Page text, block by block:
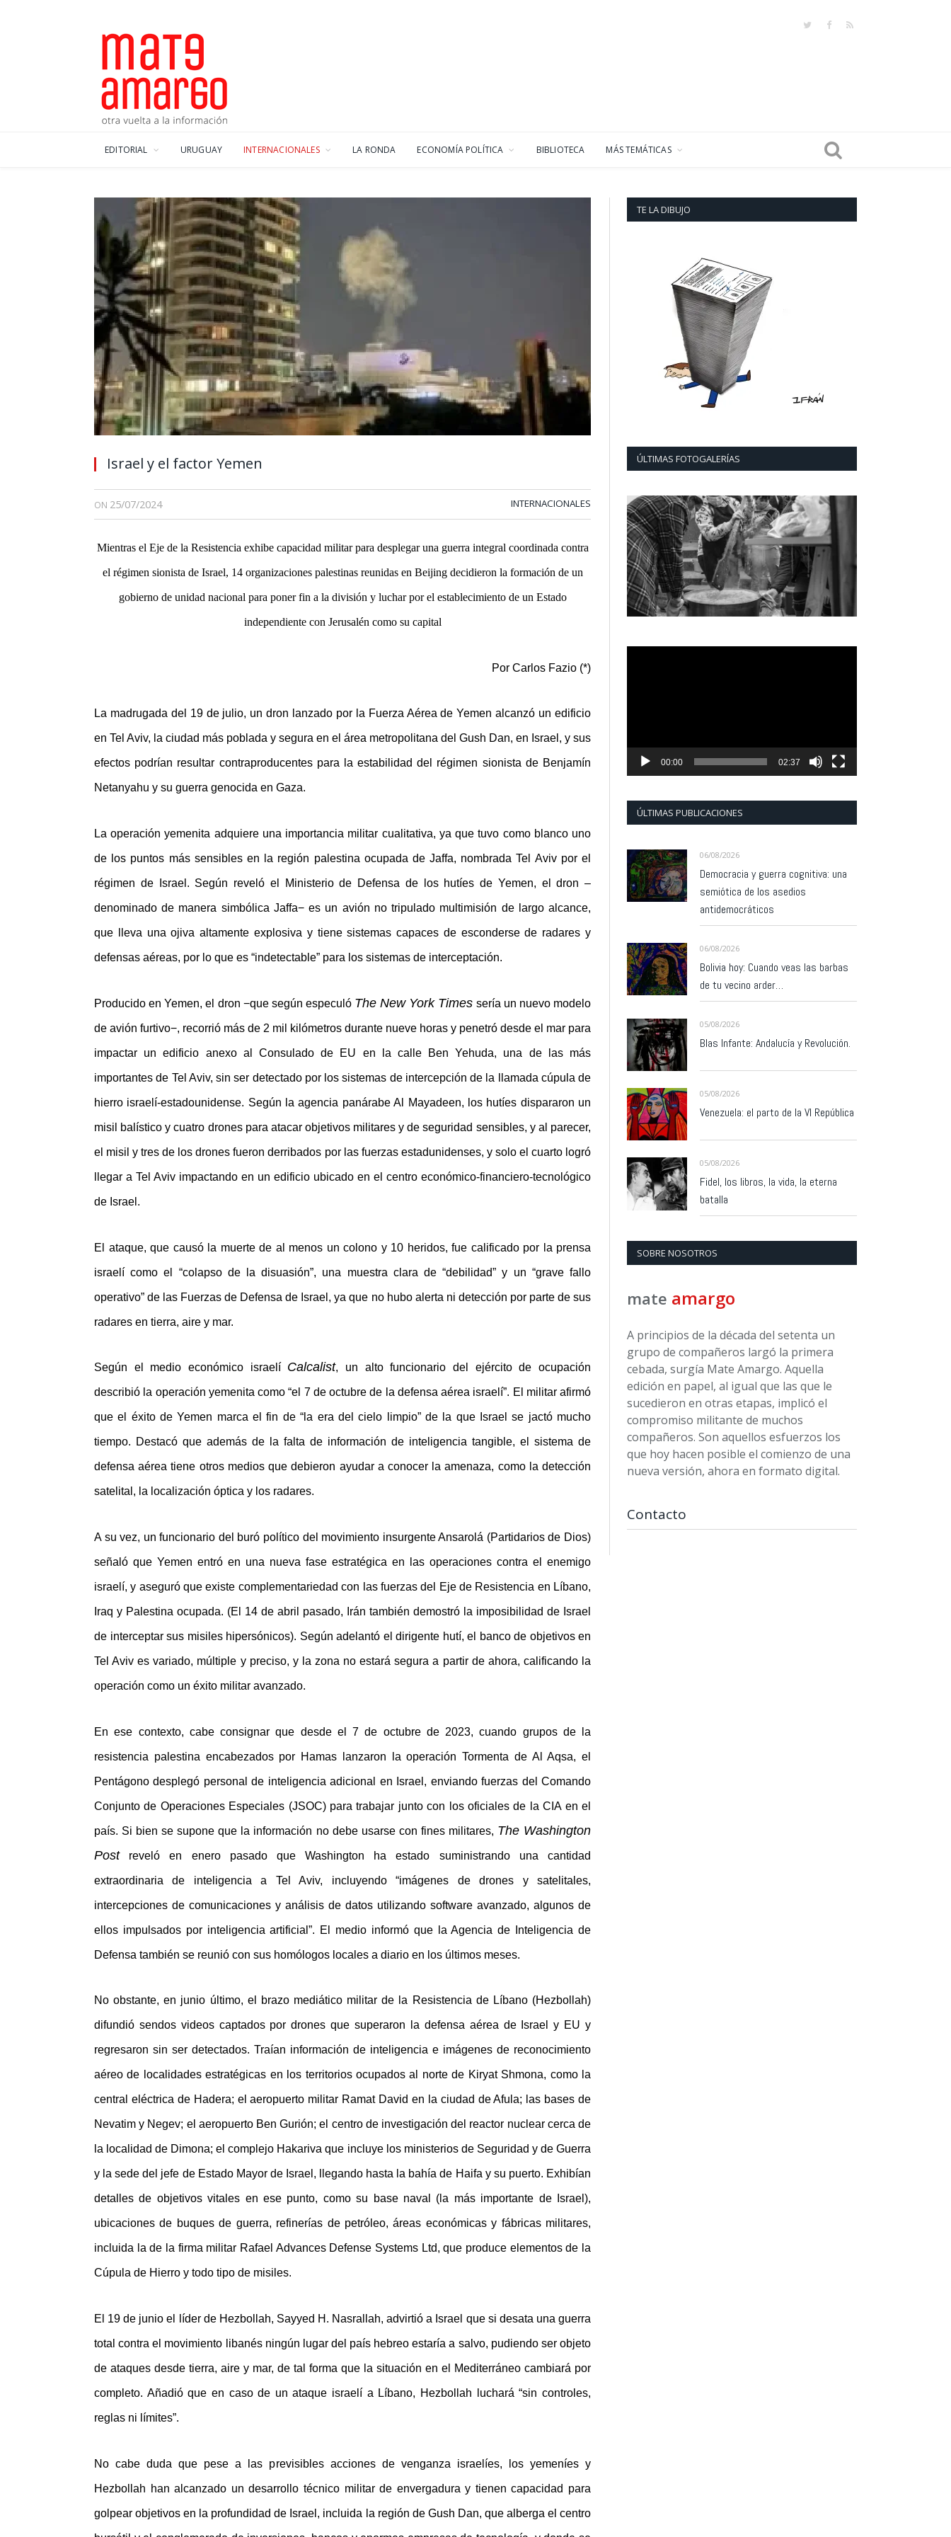
TwitterFacebook
RSS
EDITORIAL URUGUAY INTERNACIONALES LA RONDA ECONOMÍA POLÍTICA BIBLIOTECA MÁS TEMÁTICAS
Israel y el factor Yemen
ON 25/07/2024 INTERNACIONALES
Mientras el Eje de la Resistencia exhibe capacidad militar para desplegar una guerra integral coordinada contra
el régimen sionista de Israel, 14 organizaciones palestinas reunidas en Beijing decidieron la formación de un
gobierno de unidad nacional para poner fin a la división y luchar por el establecimiento de un Estado
independiente con Jerusalén como su capital
Por Carlos Fazio (*)
La madrugada del 19 de julio, un dron lanzado por la Fuerza Aérea de Yemen alcanzó un edificio
en Tel Aviv, la ciudad más poblada y segura en el área metropolitana del Gush Dan, en Israel, y sus
efectos podrían resultar contraproducentes para la estabilidad del régimen sionista de Benjamín
Netanyahu y su guerra genocida en Gaza.
La operación yemenita adquiere una importancia militar cualitativa, ya que tuvo como blanco uno
de los puntos más sensibles en la región palestina ocupada de Jaffa, nombrada Tel Aviv por el
régimen de Israel. Según reveló el Ministerio de Defensa de los hutíes de Yemen, el dron –
denominado de manera simbólica Jaffa− es un avión no tripulado multimisión de largo alcance,
que lleva una ojiva altamente explosiva y tienesistemas capaces de esconderse de radares y
defensas aéreas, por lo que es “indetectable” para los sistemas de interceptación.
Producido en Yemen, el dron −que según especuló The New York Times sería un nuevo modelo
de avión furtivo−, recorrió más de 2 mil kilómetros durante nueve horas y penetró desde el mar para
impactar un edificio anexo al Consulado de EU en la calle Ben Yehuda, una de las más
importantes de Tel Aviv, sin ser detectado por los sistemas de intercepción de la llamada cúpula de
hierro israelí-estadounidense. Según la agencia panárabe Al Mayadeen, los hutíes dispararon un
misil balístico y cuatro drones para atacar objetivos militares y de seguridad sensibles, y al parecer,
el misil y tres de los drones fueron derribados por las fuerzas estadunidenses, y solo el cuarto logró
llegar a Tel Aviv impactando en un edificio ubicado en el centro económico-financiero-tecnológico
de Israel.
El ataque, que causó la muerte de al menos un colono y 10 heridos, fue calificado por la prensa
israelí como el “colapso de la disuasión”, una muestra clara de “debilidad” y un “grave fallo
operativo” de las Fuerzas de Defensa de Israel, ya que no hubo alerta ni detección por parte de sus
radares en tierra, aire y mar.
Según el medio económico israelí Calcalist, un alto funcionario del ejército de ocupación
describió la operación yemenita como “el 7 de octubre de la defensa aérea israelí”. El militar afirmó
que el éxito de Yemen marca el fin de “la era del cielo limpio” de la que Israel se jactó mucho
tiempo. Destacó que además de la falta de información de inteligencia tangible, el sistema de
defensa aérea tiene otros medios que debieron ayudar a conocer la amenaza, como la detección
satelital, la localización óptica y los radares.
A su vez, un funcionario del buró político del movimiento insurgente Ansarolá (Partidarios de Dios)
señaló que Yemen entró en una nueva fase estratégica en las operaciones contra el enemigo
israelí, y aseguró que existe complementariedad con las fuerzas del Eje de Resistencia en Líbano,
Iraq y Palestina ocupada. (El 14 de abril pasado, Irán también demostró la imposibilidad de Israel
de interceptar sus misiles hipersónicos). Según adelantó el dirigente hutí, el banco de objetivos en
Tel Aviv es variado, múltiple y preciso, y la zona no estará segura a partir de ahora, calificando la
operación como un éxito militar avanzado.
En ese contexto, cabe consignar que desde el 7 de octubre de 2023, cuando grupos de la
resistencia palestina encabezados por Hamas lanzaron la operación Tormenta de Al Aqsa, el
Pentágono desplegó personal de inteligencia adicional en Israel, enviando fuerzas del Comando
Conjunto de Operaciones Especiales (JSOC) para trabajar junto con los oficiales de la CIA en el
país. Si bien se supone que la información no debe usarse con fines militares, The Washington
Postreveló en enero pasado que Washington ha estado suministrando una cantidad
extraordinaria de inteligencia a Tel Aviv, incluyendo “imágenes de drones y satelitales,
intercepciones de comunicaciones y análisis de datos utilizando software avanzado, algunos de
ellos impulsados por inteligencia artificial”. El medio informó que la Agencia de Inteligencia de
Defensa también se reunió con sus homólogos locales a diario en los últimos meses.
No obstante, en junio último, el brazo mediático militar de la Resistencia de Líbano (Hezbollah)
difundió sendos videos captados por drones que superaron la defensa aérea de Israel y EU y
regresaron sin ser detectados. Traían información de inteligencia e imágenes de reconocimiento
aéreo de localidades estratégicas en los territorios ocupados al norte de Kiryat Shmona, como la
central eléctrica de Hadera; el aeropuerto militar Ramat David en la ciudad de Afula; las bases de
Nevatim y Negev; el aeropuerto Ben Gurión; el centro de investigación del reactor nuclear cerca de
la localidad de Dimona; el complejo Hakariva que incluye los ministerios de Seguridad y de Guerra
y la sede del jefe de Estado Mayor de Israel, llegando hasta la bahía de Haifa y su puerto. Exhibían
detalles de objetivos vitales en ese punto, como su base naval (la más importante de Israel),
ubicaciones de buques de guerra, refinerías de petróleo, áreas económicas y fábricas militares,
incluida la de la firma militar Rafael Advances Defense Systems Ltd, que produce elementos de la
Cúpula de Hierro y todo tipo de misiles.
El 19 de junio el líder de Hezbollah, Sayyed H. Nasrallah, advirtió a Israel que si desata una guerra
total contra el movimiento libanés ningún lugar del país hebreo estaría a salvo, pudiendo ser objeto
de ataques desde tierra, aire y mar, de tal forma que la situación en el Mediterráneo cambiará por
completo. Añadió que en caso de un ataque israelí a Líbano, Hezbollah luchará “sin controles,
reglas ni límites”.
No cabe duda que pese a las previsibles acciones de venganza israelíes, los yemeníes y
Hezbollah han alcanzado un desarrollo técnico militar de envergadura y tienen capacidad para
golpear objetivos en la profundidad de Israel, incluida la región de Gush Dan, que alberga el centro
TE LA DIBUJO
ÚLTIMAS FOTOGALERÍAS
00:00 02:37
ÚLTIMAS PUBLICACIONES
06/08/2026
Democracia y guerra cognitiva: una
semiótica de los asedios
antidemocráticos
06/08/2026
Bolivia hoy: Cuando veas las barbas
de tu vecino arder…
05/08/2026
Blas Infante: Andalucía y Revolución.
05/08/2026
Venezuela: el parto de la VI República
05/08/2026
Fidel, los libros, la vida, la eterna
batalla
SOBRE NOSOTROS
mate amargo
A principios de la década del setenta un
grupo de compañeros largó la primera
cebada, surgía Mate Amargo. Aquella
edición en papel, al igual que las que le
sucedieron en otras etapas, implicó el
compromiso militante de muchos
compañeros. Son aquellos esfuerzos los
que hoy hacen posible el comienzo de una
nueva versión, ahora en formato digital.
Contacto